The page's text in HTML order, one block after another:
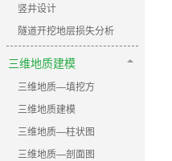
竖井设计
隧道开挖地层损失分析
三维地质建模
三维地质—填挖方
三维地质建模
三维地质—柱状图
三维地质—剖面图